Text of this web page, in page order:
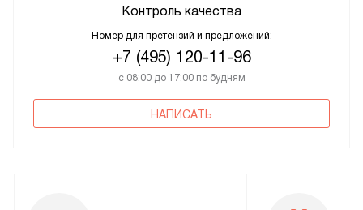
Контроль качества
Номер для претензий и предложений:
+7 (495) 120-11-96
с 08:00 до 17:00 по будням
НАПИСАТЬ